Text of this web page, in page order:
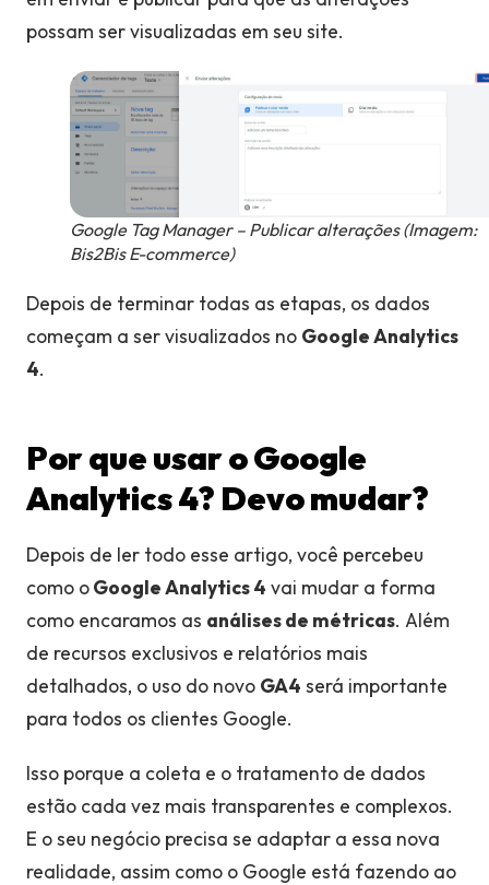
possam ser visualizadas em seu site.
Google Tag Manager – Publicar alterações (Imagem:
Bis2Bis E-commerce)
Depois de terminar todas as etapas, os dados
começam a ser visualizados no Google Analytics
4.
Por que usar o Google
Analytics 4? Devo mudar?
Depois de ler todo esse artigo, você percebeu
como oGoogle Analytics 4 vai mudar a forma
como encaramos as análises de métricas. Além
de recursos exclusivos e relatórios mais
detalhados, o uso do novo GA4 será importante
para todos os clientes Google.
Isso porque a coleta e o tratamento de dados
estão cada vez mais transparentes e complexos.
E o seu negócio precisa se adaptar a essa nova
realidade, assim como o Google está fazendo ao